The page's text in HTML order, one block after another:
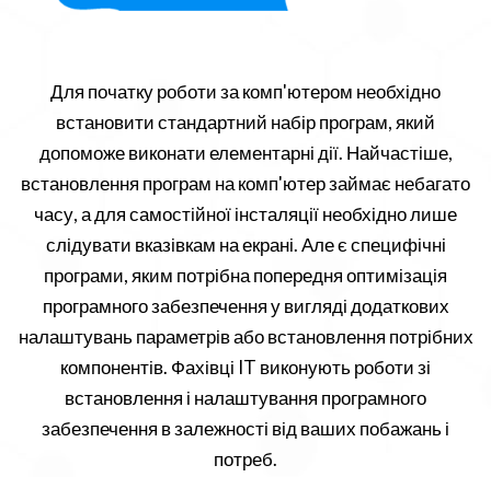
Для початку роботи за комп'ютером необхідно
встановити стандартний набір програм, який
допоможе виконати елементарні дії. Найчастіше,
встановлення програм на комп'ютер займає небагато
часу, а для самостійної інсталяції необхідно лише
слідувати вказівкам на екрані. Але є специфічні
програми, яким потрібна попередня оптимізація
програмного забезпечення у вигляді додаткових
налаштувань параметрів або встановлення потрібних
компонентів. Фахівці IT виконують роботи зі
встановлення і налаштування програмного
забезпечення в залежності від ваших побажань і
потреб.